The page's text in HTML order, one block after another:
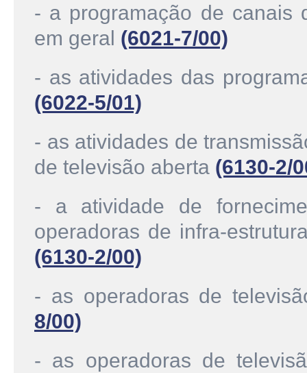
- a programação de canais
em geral (6021-7/00)
- as atividades das
(6022-5/01)
- as atividades de
de televisão aberta (6130-2/
- a atividade de
operadoras de infra-
(6130-2/00)
- as operadoras de
8/00)
- as operadoras de